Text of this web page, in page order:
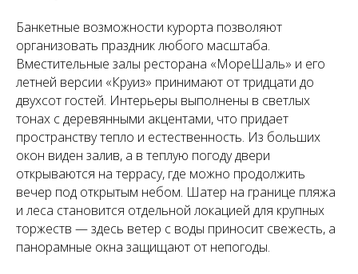
Банкетные возможности курорта позволяют
организовать праздник любого масштаба.
Вместительные залы ресторана «МореШаль» и его
летней версии «Круиз» принимают от тридцати до
двухсот гостей. Интерьеры выполнены в светлых
тонах с деревянными акцентами, что придает
пространству тепло и естественность. Из больших
окон виден залив, а в теплую погоду двери
открываются на террасу, где можно продолжить
вечер под открытым небом. Шатер на границе пляжа
и леса становится отдельной локацией для крупных
торжеств — здесь ветер с воды приносит свежесть, а
панорамные окна защищают от непогоды.